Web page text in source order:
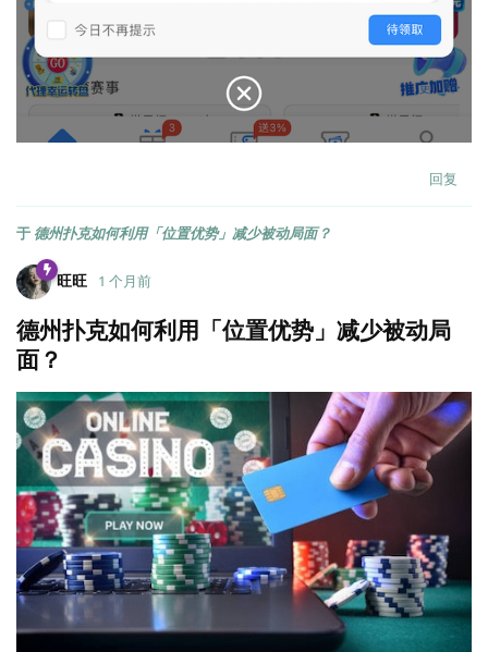
回复
于 德州扑克如何利用「位置优势」减少被动局面？
旺旺 1 个月前
德州扑克如何利用「位置优势」减少被动局
面？